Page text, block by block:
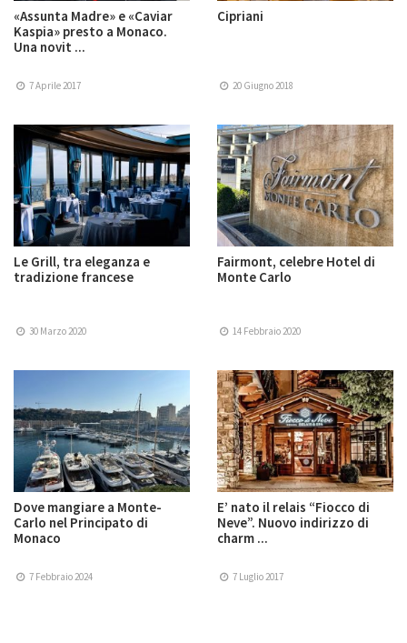
«Assunta Madre» e «Caviar
Kaspia» presto a Monaco.
Una novit ...
7 Aprile 2017
Cipriani
20 Giugno 2018
Le Grill, tra eleganza e
tradizione francese
30 Marzo 2020
Fairmont, celebre Hotel di
Monte Carlo
14 Febbraio 2020
Dove mangiare a Monte-
Carlo nel Principato di
Monaco
7 Febbraio 2024
E’ nato il relais “Fiocco di
Neve”. Nuovo indirizzo di
charm ...
7 Luglio 2017